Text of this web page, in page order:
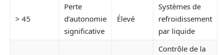
> 45
Perte
d’autonomie
significative
Élevé
Systèmes de
refroidissement
par liquide
Contrôle de la